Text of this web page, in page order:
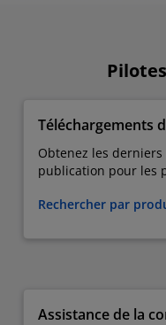
Téléchargements
Obtenez les
publication pour les
Rechercher par
Assistance de la